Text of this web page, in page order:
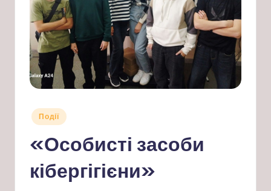
Опубліковано
Події
«Особисті засоби
кібергігієни»